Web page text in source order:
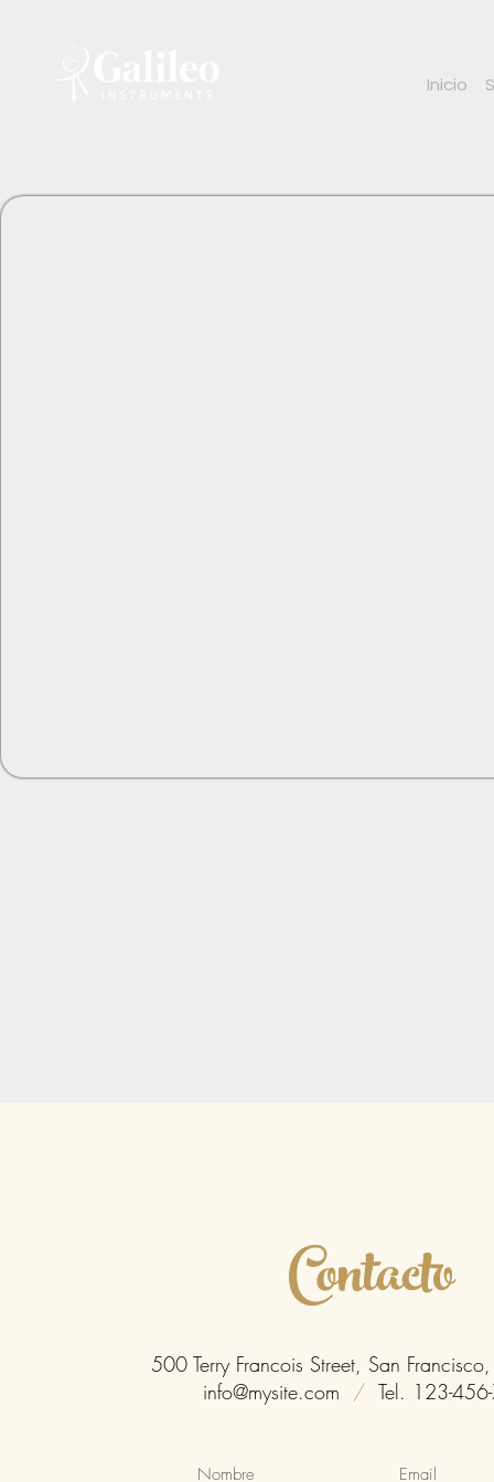
Inicio
Contacto
500 Terry Francois Street, San
info@mysite.com
/ Tel. 123-